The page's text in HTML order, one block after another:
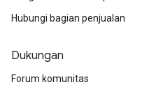
Hubungi bagian penjualan
Dukungan
Forum komunitas